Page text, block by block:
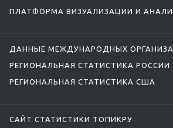
ПЛАТФОРМА ВИЗУАЛИЗАЦИИ И
ДАННЫЕ МЕЖДУНАРОДНЫХ
РЕГИОНАЛЬНАЯ СТАТИСТИКА РОССИИ
РЕГИОНАЛЬНАЯ СТАТИСТИКА США
САЙТ СТАТИСТИКИ ТОПИКРУ